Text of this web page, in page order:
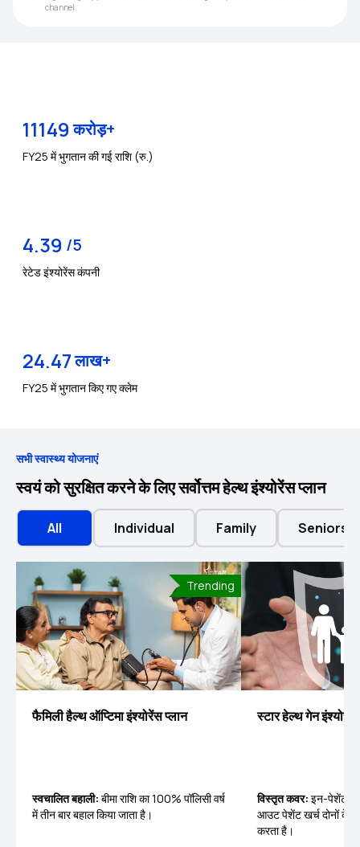
channel.
11149 करोड़+
FY25 में भुगतान की गई राशि (रु.)
4.39 /5
रेटेड इंश्योरेंस कंपनी
24.47लाख+
FY25 में भुगतान किए गए क्लेम
सभी स्वास्थ्य योजनाएं
स्वयं को सुरक्षित करने के लिए सर्वोत्तम हेल्थ इंश्योरेंस प्लान
All Individual Family Seniors
Trending
फैमिली हैल्थ ऑप्टिमा इंश्योरेंस प्लान
स्वचालित बहाली: बीमा राशि का 100% पॉलिसी वर्ष
में तीन बार बहाल किया जाता है।
स्टार हेल्थ गेन इंश्योरेंस
विस्तृत कवर: इन-पेशेंट
आउट पेशेंट खर्च दोनों के
करता है।